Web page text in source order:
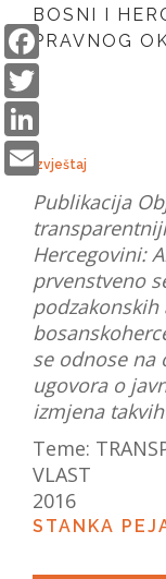
PROGRAMI
PROJEKTI
DOGAĐAJI
EDUKACIJA
BLOG
VIJESTI
O NAMA
BOSNI I
PRAVNOG
Izvještaj
Publikacija
Hercegovini:
prvenstveno
podzakonskih
se odnose na
ugovora o
izmjena
Teme:
VLAST
2016
STANKA
Email